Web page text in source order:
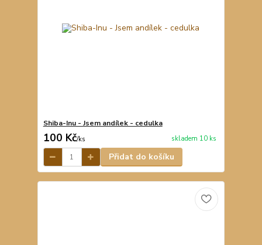
Shiba-Inu - Jsem andílek - cedulka
100 Kč/ks skladem 10 ks
Přidat do košíku